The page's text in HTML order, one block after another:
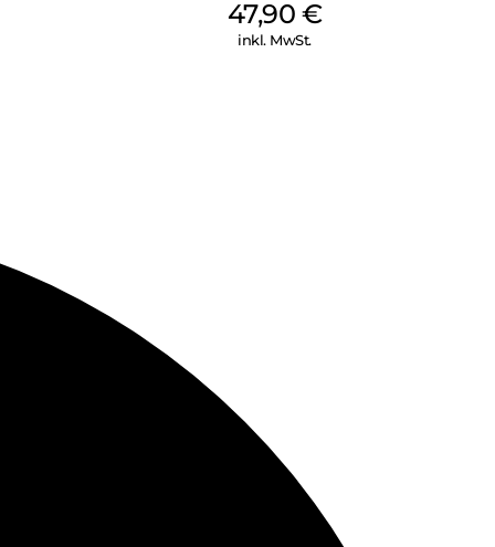
47,90 €
inkl. MwSt.